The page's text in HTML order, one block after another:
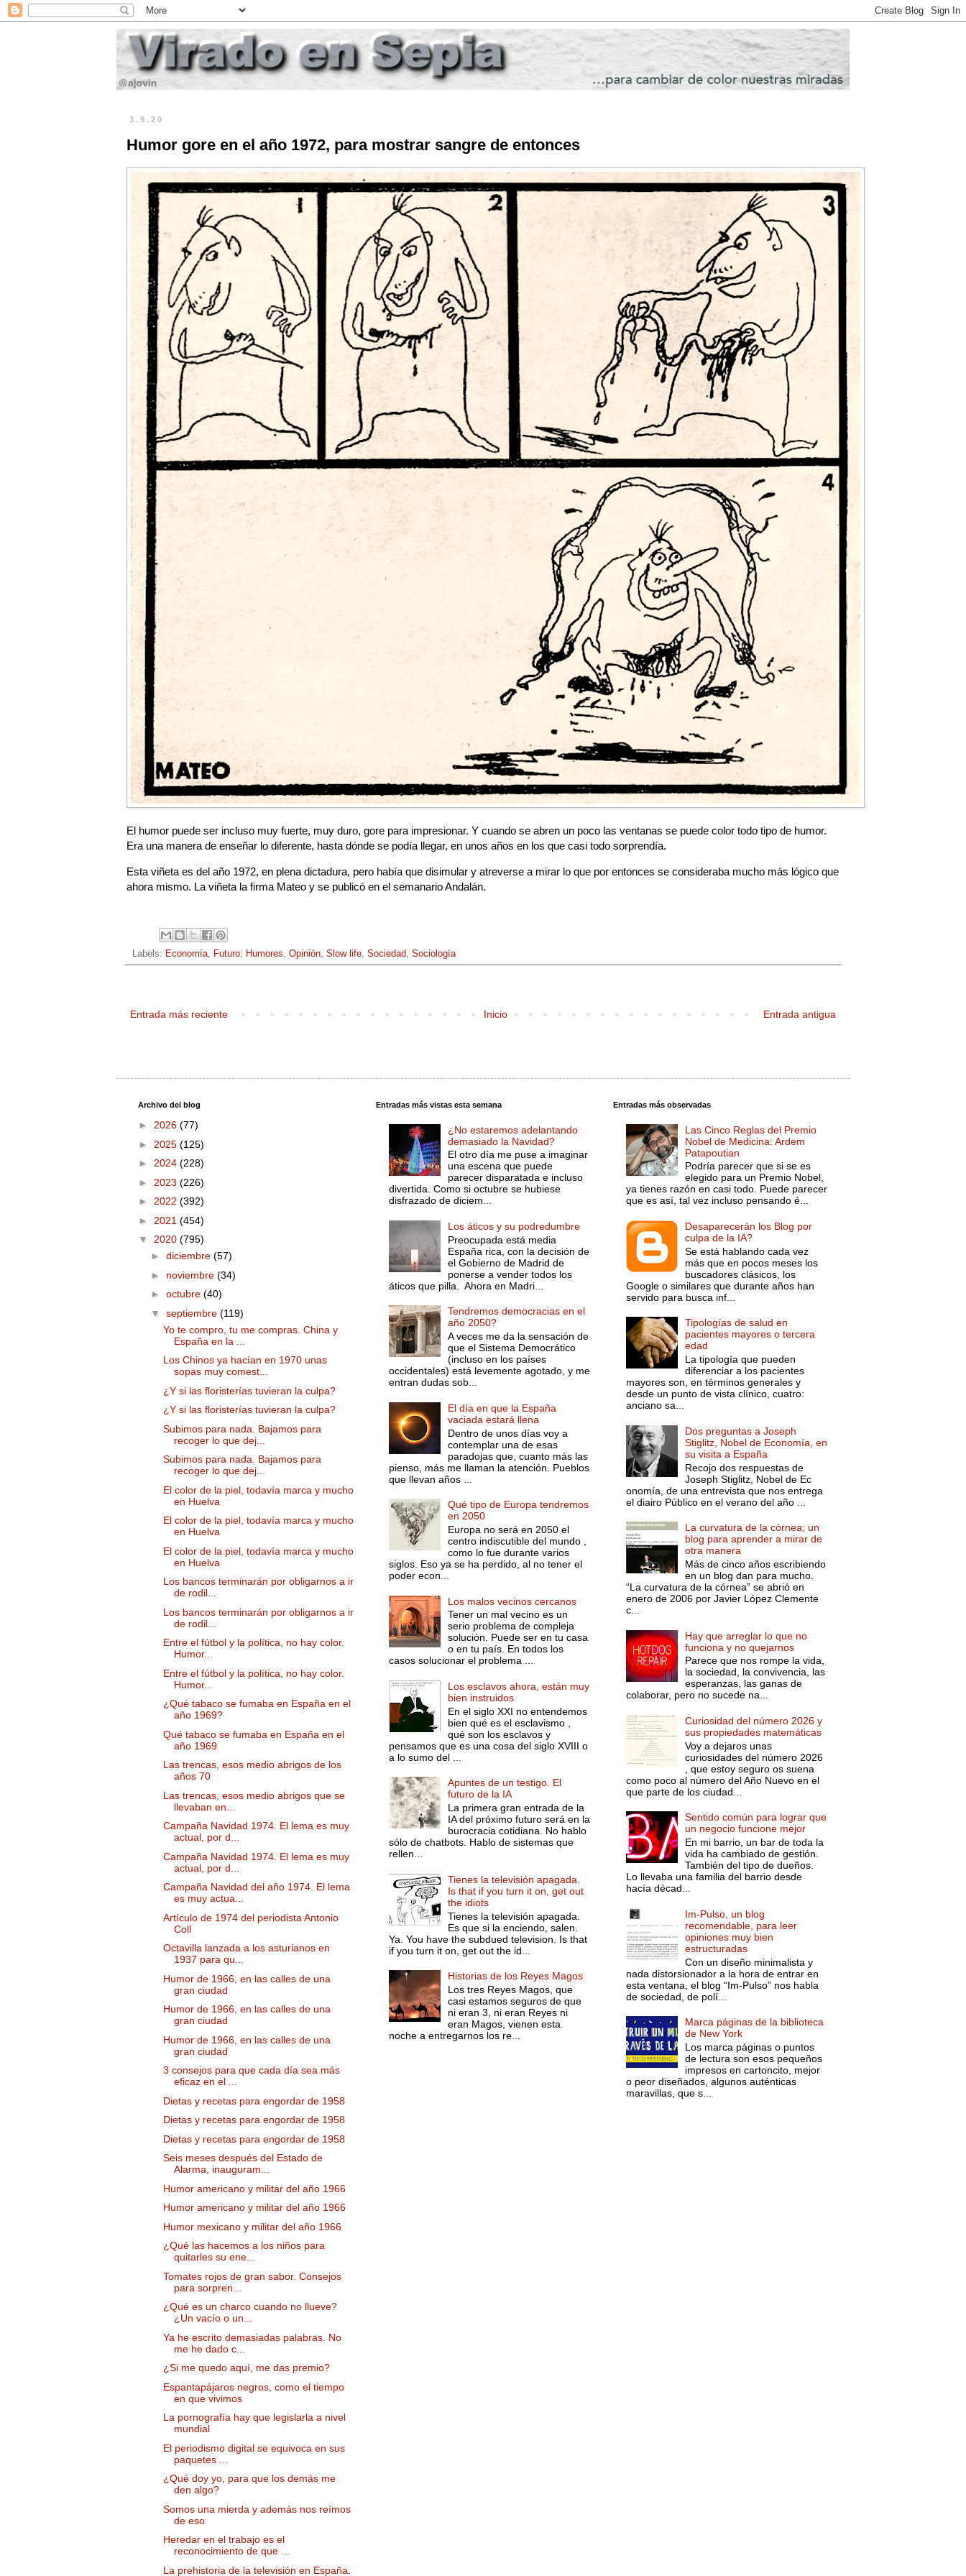
3.9.20
Humor gore en el año 1972, para mostrar sangre de entonces
El humor puede ser incluso muy fuerte, muy duro, gore para impresionar. Y cuando se abren un poco las ventanas se puede color todo tipo de humor.
Era una manera de enseñar lo diferente, hasta dónde se podía llegar, en unos años en los que casi todo sorprendía.
Esta viñeta es del año 1972, en plena dictadura, pero había que disimular y atreverse a mirar lo que por entonces se consideraba mucho más lógico que
ahora mismo. La viñeta la firma Mateo y se publicó en el semanario Andalán.
Labels: Economía, Futuro, Humores, Opinión, Slow life, Sociedad, Sociología
Entrada más reciente Entrada antigua
Inicio
Archivo del blog
► 2026 (77)
► 2025 (125)
► 2024 (228)
► 2023 (226)
► 2022 (392)
► 2021 (454)
▼ 2020 (795)
► diciembre (57)
► noviembre (34)
► octubre (40)
▼ septiembre (119)
Yo te compro, tu me compras. China y
España en la ...
Los Chinos ya hacían en 1970 unas
sopas muy comest...
¿Y si las floristerías tuvieran la culpa?
¿Y si las floristerías tuvieran la culpa?
Subimos para nada. Bajamos para
recoger lo que dej...
Subimos para nada. Bajamos para
recoger lo que dej...
El color de la piel, todavía marca y mucho
en Huelva
El color de la piel, todavía marca y mucho
en Huelva
El color de la piel, todavía marca y mucho
en Huelva
Los bancos terminarán por obligarnos a ir
de rodil...
Los bancos terminarán por obligarnos a ir
de rodil...
Entre el fútbol y la política, no hay color.
Humor...
Entre el fútbol y la política, no hay color.
Humor...
¿Qué tabaco se fumaba en España en el
año 1969?
Qué tabaco se fumaba en España en el
año 1969
Las trencas, esos medio abrigos de los
años 70
Las trencas, esos medio abrigos que se
llevaban en...
Campaña Navidad 1974. El lema es muy
actual, por d...
Campaña Navidad 1974. El lema es muy
actual, por d...
Campaña Navidad del año 1974. El lema
es muy actua...
Artículo de 1974 del periodista Antonio
Coll
Octavilla lanzada a los asturianos en
1937 para qu...
Humor de 1966, en las calles de una
gran ciudad
Humor de 1966, en las calles de una
gran ciudad
Humor de 1966, en las calles de una
gran ciudad
3 consejos para que cada día sea más
eficaz en el ...
Dietas y recetas para engordar de 1958
Dietas y recetas para engordar de 1958
Dietas y recetas para engordar de 1958
Seis meses después del Estado de
Alarma, inauguram...
Humor americano y militar del año 1966
Humor americano y militar del año 1966
Humor mexicano y militar del año 1966
¿Qué las hacemos a los niños para
quitarles su ene...
Tomates rojos de gran sabor. Consejos
para sorpren...
¿Qué es un charco cuando no llueve?
¿Un vacío o un...
Ya he escrito demasiadas palabras. No
me he dado c...
¿Si me quedo aquí, me das premio?
Espantapájaros negros, como el tiempo
en que vivimos
La pornografía hay que legislarla a nivel
mundial
El periodismo digital se equivoca en sus
paquetes ...
¿Qué doy yo, para que los demás me
den algo?
Somos una mierda y además nos reímos
de eso
Heredar en el trabajo es el
reconocimiento de que ...
La prehistoria de la televisión en España.
Entradas más vistas esta semana
¿No estaremos adelantando
demasiado la Navidad?
El otro día me puse a imaginar
una escena que puede
parecer disparatada e incluso
divertida. Como si octubre se hubiese
disfrazado de diciem...
Los áticos y su podredumbre
Preocupada está media
España rica, con la decisión de
el Gobierno de Madrid de
ponerse a vender todos los
áticos que pilla. Ahora en Madri...
Tendremos democracias en el
año 2050?
A veces me da la sensación de
que el Sistema Democrático
(incluso en los países
occidentales) está levemente agotado, y me
entran dudas sob...
El día en que la España
vaciada estará llena
Dentro de unos días voy a
contemplar una de esas
paradojas que, cuanto más las
pienso, más me llaman la atención. Pueblos
que llevan años ...
Qué tipo de Europa tendremos
en 2050
Europa no será en 2050 el
centro indiscutible del mundo ,
como lo fue durante varios
siglos. Eso ya se ha perdido, al no tener el
poder econ...
Los malos vecinos cercanos
Tener un mal vecino es un
serio problema de compleja
solución. Puede ser en tu casa
o en tu país. En todos los
casos solucionar el problema ...
Los esclavos ahora, están muy
bien instruidos
En el siglo XXI no entendemos
bien qué es el esclavismo ,
qué son los esclavos y
pensamos que es una cosa del siglo XVIII o
a lo sumo del ...
Apuntes de un testigo. El
futuro de la IA
La primera gran entrada de la
IA del próximo futuro será en la
burocracia cotidiana. No hablo
sólo de chatbots. Hablo de sistemas que
rellen...
Tienes la televisión apagada.
Is that if you turn it on, get out
the idiots
Tienes la televisión apagada.
Es que si la enciendo, salen.
Ya. You have the subdued television. Is that
if you turn it on, get out the id...
Historias de los Reyes Magos
Los tres Reyes Magos, que
casi estamos seguros de que
ni eran 3, ni eran Reyes ni
eran Magos, vienen esta
noche a entregarnos los re...
Entradas más observadas
Las Cinco Reglas del Premio
Nobel de Medicina: Ardem
Patapoutian
Podría parecer que si se es
elegido para un Premio Nobel,
ya tienes razón en casi todo. Puede parecer
que es así, tal vez incluso pensando é...
Desaparecerán los Blog por
culpa de la IA?
Se está hablando cada vez
más que en pocos meses los
buscadores clásicos, los
Google o similares que durante años han
servido para busca inf...
Tipologías de salud en
pacientes mayores o tercera
edad
La tipología que pueden
diferenciar a los pacientes
mayores son, en términos generales y
desde un punto de vista clínico, cuatro:
anciano sa...
Dos preguntas a Joseph
Stiglitz, Nobel de Economía, en
su visita a España
Recojo dos respuestas de
Joseph Stiglitz, Nobel de Ec
onomía, de una entrevista que nos entrega
el diairo Público en el verano del año ...
La curvatura de la córnea; un
blog para aprender a mirar de
otra manera
Más de cinco años escribiendo
en un blog dan para mucho.
“La curvatura de la córnea” se abrió en
enero de 2006 por Javier López Clemente
c...
Hay que arreglar lo que no
funciona y no quejarnos
Parece que nos rompe la vida,
la sociedad, la convivencia, las
esperanzas, las ganas de
colaborar, pero no sucede na...
Curiosidad del número 2026 y
sus propiedades matemáticas
Voy a dejaros unas
curiosidades del número 2026
, que estoy seguro os suena
como poco al número del Año Nuevo en el
que parte de los ciudad...
Sentido común para lograr que
un negocio funcione mejor
En mi barrio, un bar de toda la
vida ha cambiado de gestión.
También del tipo de dueños.
Lo llevaba una familia del barrio desde
hacía décad...
Im-Pulso, un blog
recomendable, para leer
opiniones muy bien
estructuradas
Con un diseño minimalista y
nada distorsionador a la hora de entrar en
esta ventana, el blog “Im-Pulso” nos habla
de sociedad, de polí...
Marca páginas de la biblioteca
de New York
Los marca páginas o puntos
de lectura son esos pequeños
impresos en cartoncito, mejor
o peor diseñados, algunos auténticas
maravillas, que s...